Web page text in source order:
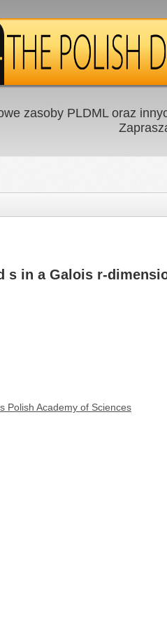
zasoby PLDML oraz
s in a Galois r-
Polish Academy of Sciences